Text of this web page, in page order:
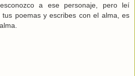
a ese personaje, pero leí
tus poemas y escribes con el alma, es